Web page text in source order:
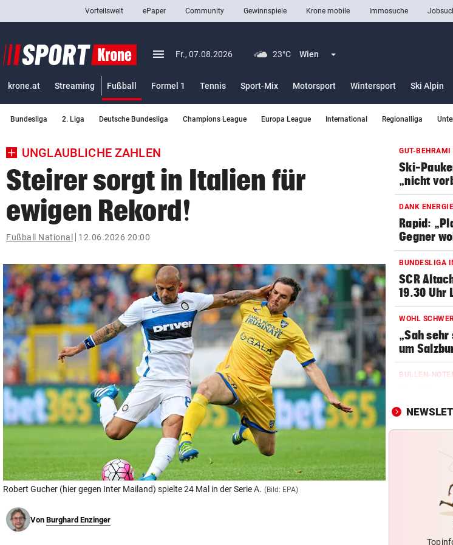
closeSchließen
Abonnieren
bookmark
search
Suchbegriff
eingeben
© Krone Multimedia GmbH & Co KG 2026
Muthgasse 2, 1190 Wien
Vorteilswelt ePaper Community Gewinnspiele Krone mobile Immosuche
menu Menü aufklappen
Fr., 07.08.2026 23°C Wien Menü aufklappen
krone.at Streaming Fußball
Formel 1
Tennis Sport-Mix Motorsport Wintersport Ski Alpin
Bundesliga 2. Liga Deutsche Bundesliga Champions League Europa League International Regionalliga
UNGLAUBLICHE ZAHLEN
Steirer sorgt in Italien für
ewigen Rekord!
Fußball National 12.06.2026 20:00
Robert Gucher (hier gegen Inter Mailand) spielte 24 Mal in der Serie A. (Bild: EPA)
Von Burghard Enzinger
GUT-BEHRAMI
Ski-
„nicht
DANK
Rapid:
Gegner
BUNDESLIGA
SCR
19.30 Uhr
WOHL
„Sah sehr
um
BULLEN-
STIMMEN
uns
EUROPA-
Joker
Last-
STIMMEN